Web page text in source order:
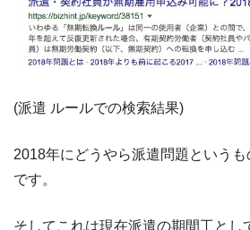
(派遣 ルールでの検索結果)
2018年にどうやら派遣問題という
です。
そしてこれは現在派遣の期間工とし